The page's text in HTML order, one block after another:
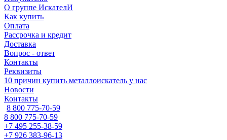
О группе ИскателИ
Как купить
Оплата
Рассрочка и кредит
Доставка
Вопрос - ответ
Контакты
Реквизиты
10 причин купить металлоискатель у нас
Новости
Контакты
8 800 775-70-59
8 800 775-70-59
+7 495 255-38-59
+7 926 383-96-13